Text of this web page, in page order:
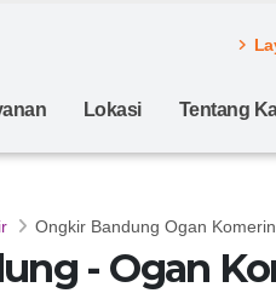
Lokasi Tentang
Ongkir Bandung Ogan
- Ogan